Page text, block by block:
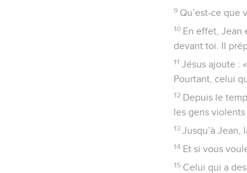
9 Qu’est-ce que
10 En effet, Jean
devant toi. Il
11 Jésus ajoute :
Pourtant, celui
12 Depuis le
les gens
13 Jusqu’à Jean,
14 Et si vous
15 Celui qui a